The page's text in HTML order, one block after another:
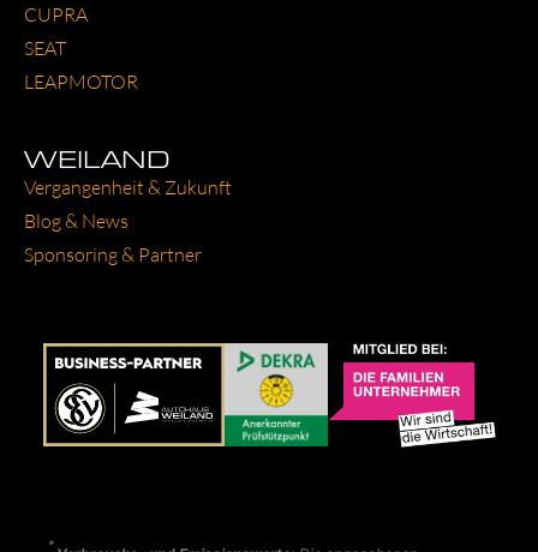
CUP­RA
SEAT
LEAP­MO­TOR
WEILAND
Ver­gan­gen­heit & Zukunft
Blog & News
Spon­so­ring & Part­ner
*